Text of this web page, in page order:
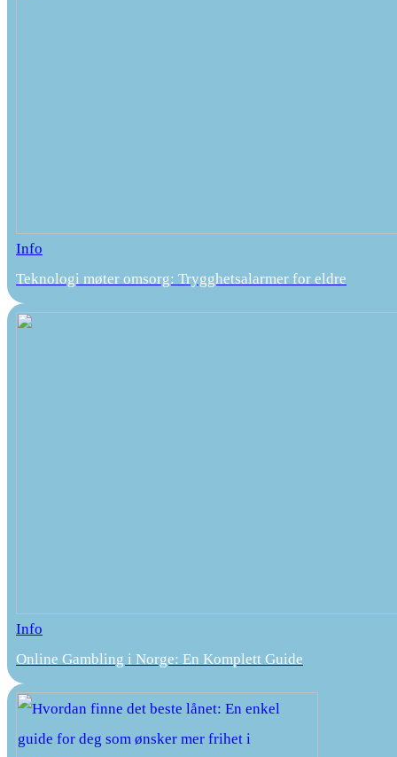
Info
Teknologi møter omsorg: Trygghetsalarmer for eldre
Info
Online Gambling i Norge: En Komplett Guide